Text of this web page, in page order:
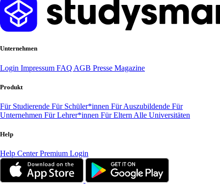
Unternehmen
Login Impressum FAQ AGB Presse Magazine
Produkt
Für Studierende Für Schüler*innen Für Auszubildende Für
Unternehmen Für Lehrer*innen Für Eltern Alle Universitäten
Help
Help CenterPremium Login